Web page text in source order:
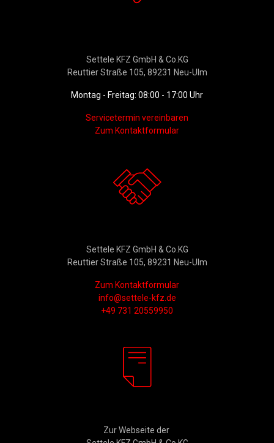
Settele KFZ GmbH & Co.KG
Reuttier Straße 105, 89231 Neu-Ulm
Montag - Freitag: 08:00 - 17:00 Uhr
Servicetermin vereinbaren
Zum Kontaktformular
Settele KFZ GmbH & Co.KG
Reuttier Straße 105, 89231 Neu-Ulm
Zum Kontaktformular
info@settele-kfz.de
+49 731 20559950
Zur Webseite der